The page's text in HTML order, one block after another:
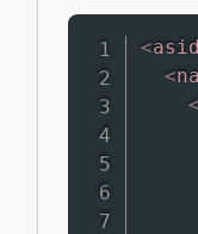
<
<
<